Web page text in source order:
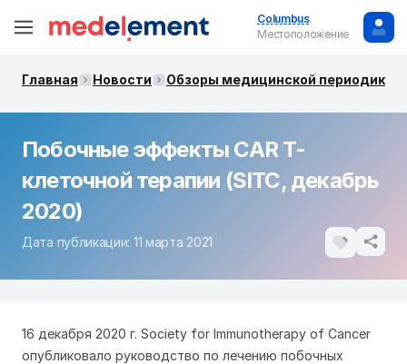
Columbus
Местоположение
Главная Новости Обзоры медицинской периодики.
Побочные эффекты CAR T-
клеточной терапии (SITC, декабрь
2020)
Дата публикации: 11 марта 2021
16 декабря 2020 г. Society for Immunotherapy of Cancer
опубликовало руководство по лечению побочных